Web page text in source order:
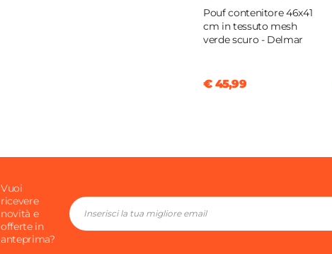
Pouf contenitore 46x41
cm in tessuto mesh
verde scuro - Delmar
€ 45,99
Vuoi
ricevere
novità e
offerte in
anteprima?